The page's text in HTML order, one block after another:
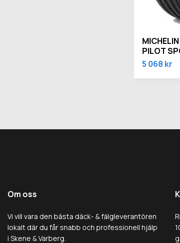
PILOT
5 068 kr
Om oss
Vi vill vara den bästa däck- & fälgleverantören
lokalt där du får snabb och professionell hjälp
i Skene & Varberg.